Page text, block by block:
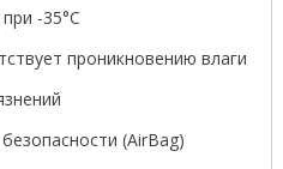
-35°С
проникновению влаги
(AirBag)